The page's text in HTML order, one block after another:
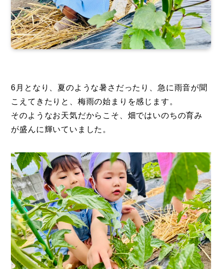
6月となり、夏のような暑さだったり、急に雨音が聞
こえてきたりと、梅雨の始まりを感じます。
そのようなお天気だからこそ、畑ではいのちの育み
が盛んに輝いていました。